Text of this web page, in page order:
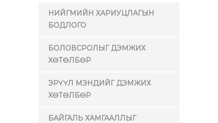
НИЙГМИЙН ХАРИУЦЛАГЫН
БОДЛОГО
БОЛОВСРОЛЫГ ДЭМЖИХ
ХӨТӨЛБӨР
ЭРҮҮЛ МЭНДИЙГ ДЭМЖИХ
ХӨТӨЛБӨР
БАЙГАЛЬ ХАМГААЛЛЫГ